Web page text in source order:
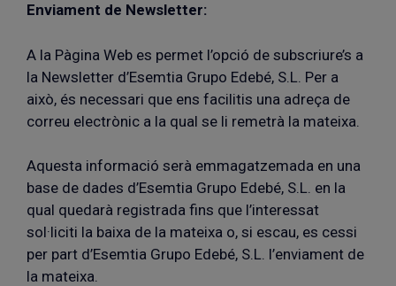
Enviament de Newsletter:
A la Pàgina Web es permet l’opció de subscriure’s a
la Newsletter d’Esemtia Grupo Edebé, S.L. Per a
això, és necessari que ens facilitis una adreça de
correu electrònic a la qual se li remetrà la mateixa.
Aquesta informació serà emmagatzemada en una
base de dades d’Esemtia Grupo Edebé, S.L. en la
qual quedarà registrada fins que l’interessat
sol·liciti la baixa de la mateixa o, si escau, es cessi
per part d’Esemtia Grupo Edebé, S.L. l’enviament de
la mateixa.